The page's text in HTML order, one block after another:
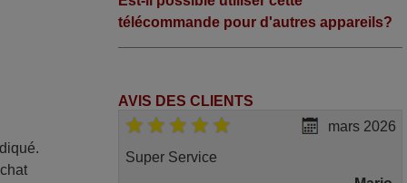
télécommande pour d'autres appareils?
AVIS DES CLIENTS
mars 2026
Super Service